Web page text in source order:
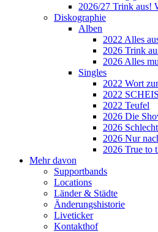
2026/27 Trink aus!
Diskographie
Alben
2022 Alles
2026 Trink
2026 Alles
Singles
2022 Wort
2022
2022 Teufel
2026 Die
2026
2026 Nur
2026 True to
Mehr davon
Supportbands
Locations
Länder & Städte
Änderungshistorie
Liveticker
Kontakthof